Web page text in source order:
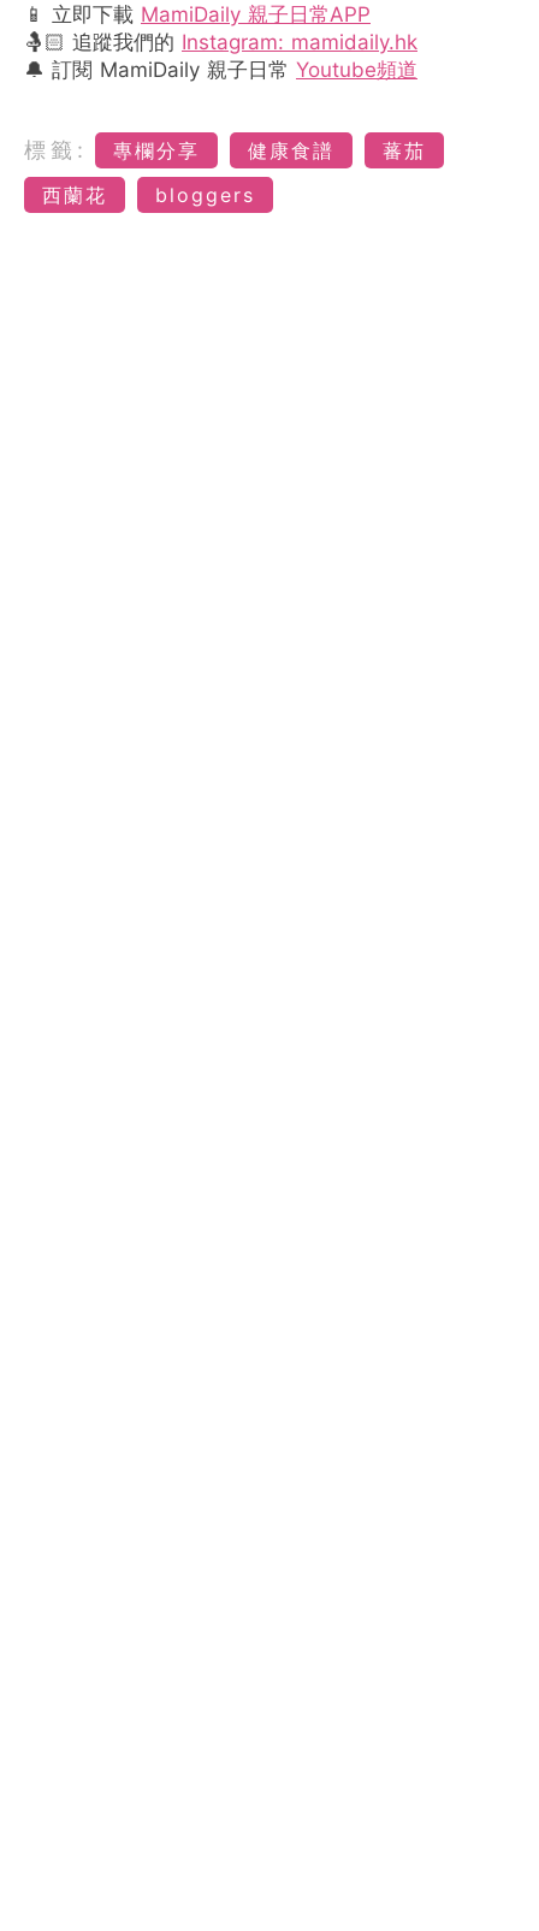
📱 立即下載 MamiDaily 親子日常APP
🤱🏻 追蹤我們的 Instagram: mamidaily.hk
🔔 訂閱 MamiDaily 親子日常 Youtube頻道
標籤: 專欄分享 健康食譜
蕃茄
西蘭花
bloggers